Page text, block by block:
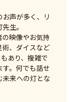
声が多く、リ
生。
映像やお気持
術、ダイスなど
あり、複雑で
。何でも話せ
未来への灯とな